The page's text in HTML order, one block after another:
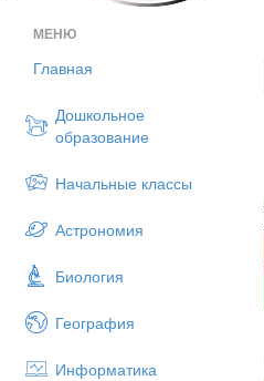
МЕНЮ
Главная
Дошкольное
образование
Начальные классы
Астрономия
Биология
География
Информатика